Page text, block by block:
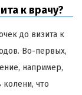
к врачу?
до визита к
Во-первых,
например,
что